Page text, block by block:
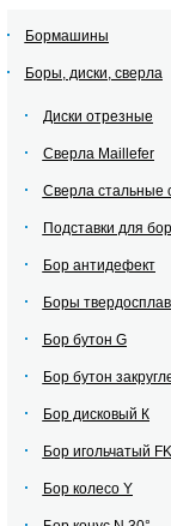
Бормашины
Боры, диски, сверла
Диски отрезные
Сверла Maillefer
Сверла стальные
Подставки для
Бор антидефект
Боры
Бор бутон G
Бор бутон
Бор дисковый К
Бор игольчатый FK
Бор колесо Y